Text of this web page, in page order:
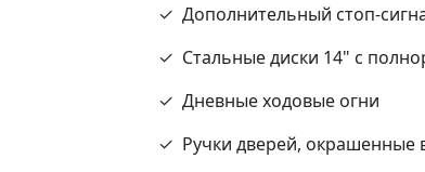
Дополнительный стоп-
Стальные диски 14" с
Дневные ходовые огни
Ручки дверей, окрашенные